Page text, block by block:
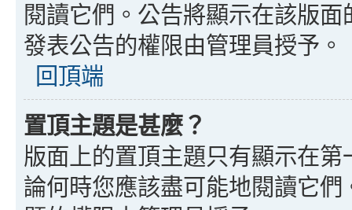
閱讀它們。公告將顯示在該版
發表公告的權限由管理員授予。
回頂端
置頂主題是甚麼？
版面上的置頂主題只有顯示在
論何時您應該盡可能地閱讀它